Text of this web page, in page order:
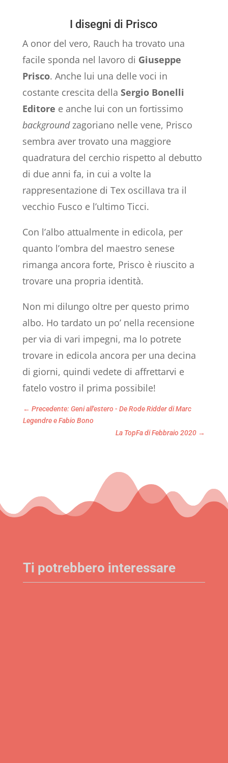
I disegni di Prisco
A onor del vero, Rauch ha trovato una
facile sponda nel lavoro di Giuseppe
Prisco. Anche lui una delle voci in
costante crescita della Sergio Bonelli
Editore e anche lui con un fortissimo
backgroundzagoriano nelle vene, Prisco
sembra aver trovato una maggiore
quadratura del cerchio rispetto al debutto
di due anni fa, in cui a volte la
rappresentazione di Tex oscillava tra il
vecchio Fusco e l’ultimo Ticci.
Con l’albo attualmente in edicola, per
quanto l’ombra del maestro senese
rimanga ancora forte, Prisco è riuscito a
trovare una propria identità.
Non mi dilungo oltre per questo primo
albo. Ho tardato un po’ nella recensione
per via di vari impegni, ma lo potrete
trovare in edicola ancora per una decina
di giorni, quindi vedete di affrettarvi e
fatelo vostro il prima possibile!
← Precedente: Geni all'estero - De Rode Ridder di Marc
Legendre e Fabio Bono
La TopFa di Febbraio 2020 →
Ti potrebbero interessare